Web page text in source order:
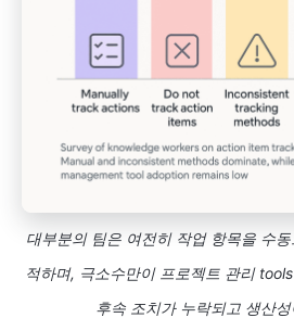
대부분의 팀은 여전히 작업 항목을 수
적하며, 극소수만이 프로젝트 관리
후속 조치가 누락되고 생산